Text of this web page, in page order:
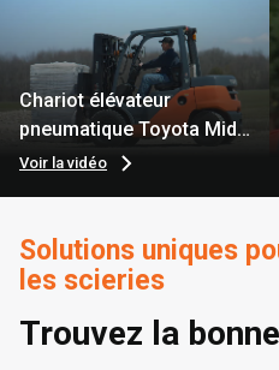
Chariot élévateur
pneumatique Toyota Mid
IC
Voir la vidéo
Solutions uniques
les scieries
Trouvez la